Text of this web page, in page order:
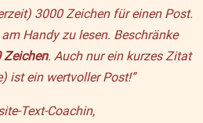
3000 Zeichen für einen Post.
Handy zu lesen. Beschränke
Zeichen. Auch nur ein kurzes Zitat
ist ein wertvoller Post!”
Text-Coachin,